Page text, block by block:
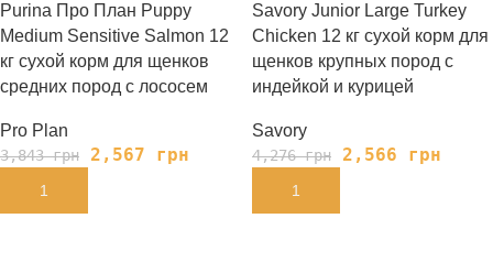
Purina Про План Puppy
Medium Sensitive Salmon 12
кг сухой корм для щенков
средних пород с лососем
Pro Plan
3,843грн 2,567 грн
В КОРЗИНУ
Savory Junior Large Turkey
Chicken 12 кг сухой корм для
щенков крупных пород с
индейкой и курицей
Savory
4,276грн 2,566 грн
В КОРЗИНУ